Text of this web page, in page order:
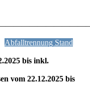
Abfalltrennung Stand
bis inkl.
vom 22.12.2025 bis